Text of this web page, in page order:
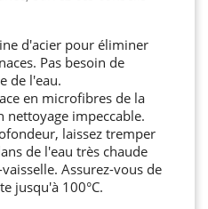
d'acier pour éliminer
Pas besoin de
de l'eau.
en microfibres de la
nettoyage impeccable.
laissez tremper
de l'eau très chaude
Assurez-vous de
jusqu'à 100°C.